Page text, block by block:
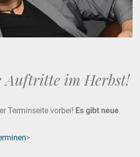
Auftritte im Herbst!
Terminseite vorbei! Es gibt neue
>